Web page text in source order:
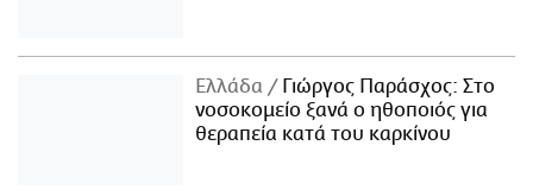
Ελλάδα
Γιώργος Παράσχος: Στο
νοσοκομείο ξανά ο ηθοποιός για
θεραπεία κατά του καρκίνου